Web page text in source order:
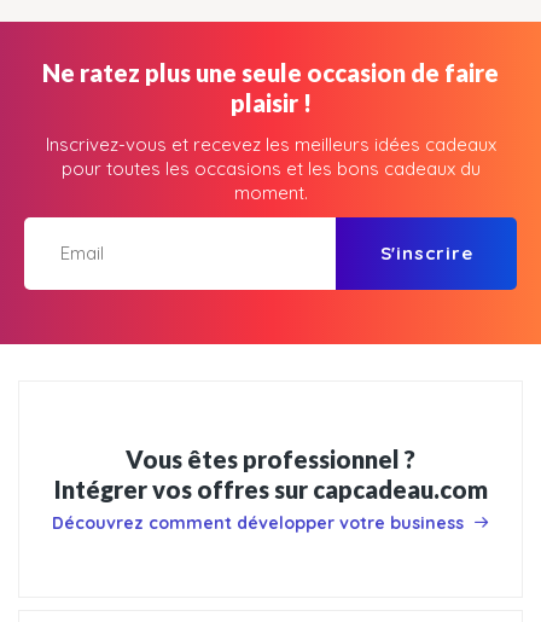
Ne ratez plus une seule occasion de faire
plaisir !
Inscrivez-vous et recevez les meilleurs idées cadeaux
pour toutes les occasions et les bons cadeaux du
moment.
S'inscrire
Vous êtes professionnel ?
Intégrer vos offres sur capcadeau.com
Découvrez comment développer votre business